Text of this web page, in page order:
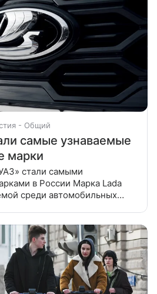
- Общий
самые узнаваемые
марки
стали самыми
в России Марка Lada
среди автомобильных